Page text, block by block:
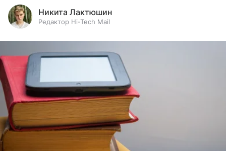
Никита Лактюшин
Редактор Hi-Tech Mail